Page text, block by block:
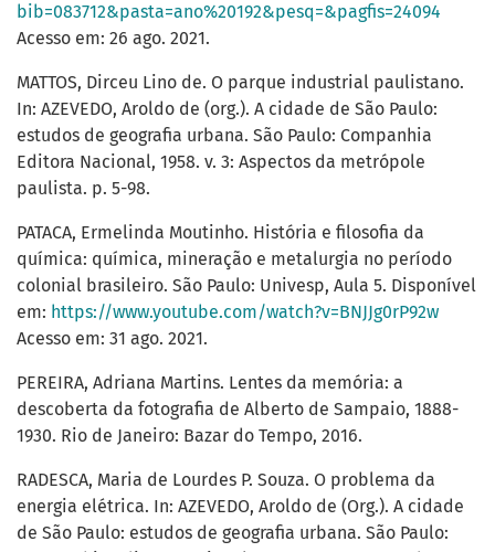
bib=083712&pasta=ano%20192&pesq=&pagfis=24094
Acesso em: 26 ago. 2021.
MATTOS, Dirceu Lino de. O parque industrial paulistano.
In: AZEVEDO, Aroldo de (org.). A cidade de São Paulo:
estudos de geografia urbana. São Paulo: Companhia
Editora Nacional, 1958. v. 3: Aspectos da metrópole
paulista. p. 5-98.
PATACA, Ermelinda Moutinho. História e filosofia da
química: química, mineração e metalurgia no período
colonial brasileiro. São Paulo: Univesp, Aula 5. Disponível
em: https://www.youtube.com/watch?v=BNJJg0rP92w
Acesso em: 31 ago. 2021.
PEREIRA, Adriana Martins. Lentes da memória: a
descoberta da fotografia de Alberto de Sampaio, 1888-
1930. Rio de Janeiro: Bazar do Tempo, 2016.
RADESCA, Maria de Lourdes P. Souza. O problema da
energia elétrica. In: AZEVEDO, Aroldo de (Org.). A cidade
de São Paulo: estudos de geografia urbana. São Paulo: